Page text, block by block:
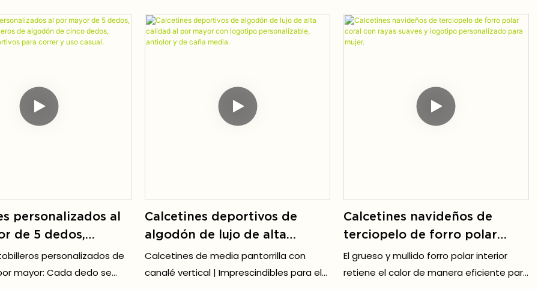
personalizados al
de 5 dedos,
tobilleros de
cinco dedos,
personalizados de
mayor: Cada dedo se
Calcetines deportivos de
algodón de lujo de alta
calidad al por mayor con
logotipo personalizable,
Calcetines de media pantorrilla con
canalé vertical | Imprescindibles para el
Calcetines navideños de
terciopelo de forro polar
coral con rayas suaves y
logotipo personalizado para
El grueso y mullido forro polar interior
retiene el calor de manera eficiente para